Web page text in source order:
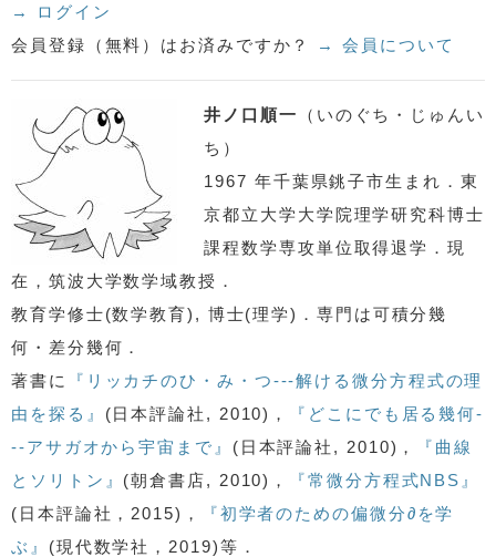
→ ログイン
会員登録（無料）はお済みですか？
→ 会員について
井ノ口順一
（いのぐち・じゅんい
ち）
1967 年千葉県銚子市生まれ．東
京都立大学大学院理学研究科博士
課程数学専攻単位取得退学．現
在，筑波大学数学域教授．
教育学修士(数学教育), 博士(理学)．専門は可積分幾
何・差分幾何．
著書に
『リッカチのひ・み・つ---解ける微分方程式の理
由を探る』 (日本評論社, 2010)，
『どこにでも居る幾何-
--アサガオから宇宙まで』 (日本評論社, 2010)，
『曲線
とソリトン』 (朝倉書店, 2010)，
『常微分方程式NBS』
(日本評論社，2015)，
『初学者のための偏微分∂を学
ぶ』 (現代数学社，2019)等．